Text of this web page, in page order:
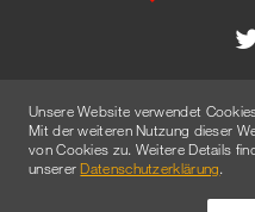
© 2026 Created by
Unsere Website verwendet
Mit der weiteren Nutzung dieser
von Cookies zu. Weitere Details
unsererDatenschutzerklärung.